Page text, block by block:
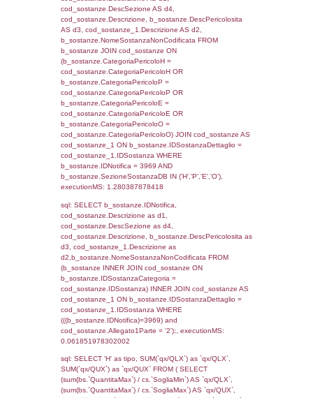
f_territori_limitrofi.Denominazione,
rofi.DescAltro FROM f_territori_limitrofi
cod_territori_tipologia ON
(f_territori_limitrofi.IDTipologiaTerritorio =
cod_territori_tipologia.IDTipologiaTerritorio)
(f_territori_limitrofi.IDTipoTerritorio =
cod_territori_tipologia.IDTerritorioTP)
(((f_territori_limitrofi.IDNotifica)=3969) AND
((f_territori_limitrofi.IDTipoTerritorio)=6)),
0.070704936981201
f_territori_limitrofi.Direzione,
f_territori_limitrofi.Denominazione,
rofi.DescAltro FROM f_territori_limitrofi
cod_territori_tipologia ON
(f_territori_limitrofi.IDTipologiaTerritorio =
cod_territori_tipologia.IDTipologiaTerritorio)
(f_territori_limitrofi.IDTipoTerritorio =
cod_territori_tipologia.IDTerritorioTP)
(((f_territori_limitrofi.IDNotifica)=3969) AND
((f_territori_limitrofi.IDTipoTerritorio)=7)),
0.068510055541992